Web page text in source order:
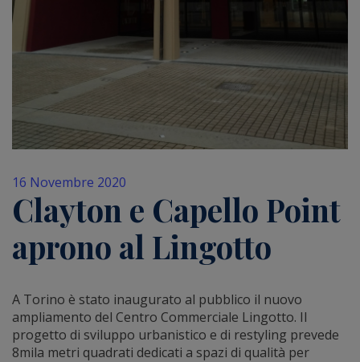
16 Novembre 2020
Clayton e Capello Point
aprono al Lingotto
A Torino è stato inaugurato al pubblico il nuovo
ampliamento del Centro Commerciale Lingotto. Il
progetto di sviluppo urbanistico e di restyling prevede
8mila metri quadrati dedicati a spazi di qualità per